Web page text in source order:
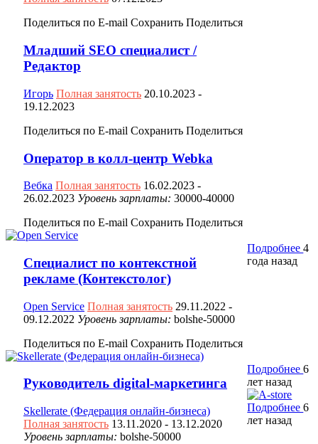
Поделиться по E-mail Сохранить Поделиться
Младший SEO специалист /
Редактор
Игорь Полная занятость 20.10.2023 -
19.12.2023
Поделиться по E-mail Сохранить Поделиться
Оператор в колл-центр Webka
Вебка Полная занятость 16.02.2023 -
26.02.2023 Уровень зарплаты: 30000-40000
Поделиться по E-mail Сохранить Поделиться
Специалист по контекстной
рекламе (Контекстолог)
Open Service Полная занятость 29.11.2022 -
09.12.2022 Уровень зарплаты: bolshe-50000
Поделиться по E-mail Сохранить Поделиться
Подробнее4
года назад
Руководитель digital-маркетинга
Skellerate (Федерация онлайн-бизнеса)
Полная занятость 13.11.2020 - 13.12.2020
Уровень зарплаты: bolshe-50000
Подробнее6
лет назад
Подробнее6
лет назад